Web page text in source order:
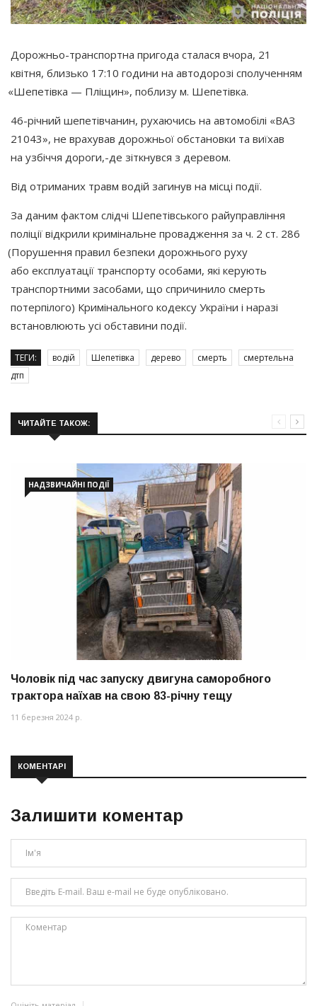
Дорожньо-транспортна пригода сталася вчора, 21
квітня, близько 17:10 години на автодорозі сполученням
«Шепетівка — Пліщин», поблизу м. Шепетівка.
46-річний шепетівчанин, рухаючись на автомобілі «ВАЗ
21043», не врахував дорожньої обстановки та виїхав
на узбіччя дороги,-де зіткнувся з деревом.
Від отриманих травм водій загинув на місці події.
За даним фактом слідчі Шепетівського райуправління
поліції відкрили кримінальне провадження за ч. 2 ст. 286
(Порушення правил безпеки дорожнього руху
або експлуатації транспорту особами, які керують
транспортними засобами, що спричинило смерть
потерпілого) Кримінального кодексу України і наразі
встановлюють усі обставини події.
ТЕГИ: водій Шепетівка дерево смерть
смертельна
дтп
ЧИТАЙТЕ ТАКОЖ:
НАДЗВИЧАЙНІ ПОДІЇ
Чоловік під час запуску двигуна саморобного
трактора наїхав на свою 83-річну тещу
11 березня 2024 р.
КОМЕНТАРІ
Залишити коментар